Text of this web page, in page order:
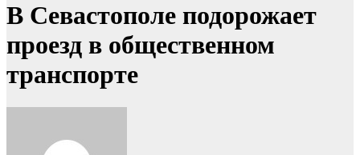
В Севастополе подорожает
проезд в общественном
транспорте